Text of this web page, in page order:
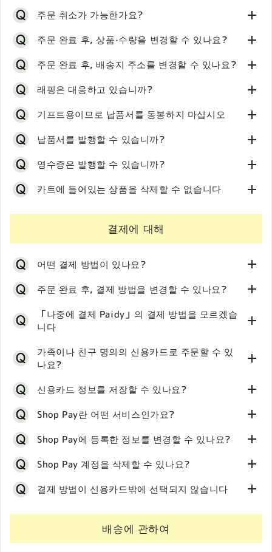
사의 설정에 따라 도메인 거부를 해제하거나
「@chiikawamarket.jp」의 지정 수신 설정을 부탁드립
니다.
※휴대전화 캐리어 메일 주소(docomo, ezweb,
softbank 등) 주의
로 인해 수신 거부로 인식되어 메일이 도착하지 않는 경우
가 있습니다. 따라서 당점에서는
외의 메일 주소 등록을 권장합니다 하고 있습니다. 이메일
주소 변경을 원하시는 경우,
또한 장바구니에 담아 둔 상태가 장기간 지속되면 주문 시
점의 재고 상황, 상품 가격 등이 달라질 수 있습니다. 미리
양해 부탁드립니다.
◎ 이메일 주소가 다름
메일은 등록하신 이메일 주소로 발송됩니다.
현재 사용 중인 이메일 주소와 다른 분은,
의해 주세요.
◎ 스팸 메일로 분류됨
프리메일(Gmail 등)을 사용 중인 경우 스팸 메일로 분류될
가능성도 있으므로, 스팸 메일 폴더를 확인해 주세요.
◎ 휴대전화 메일의 도메인 수신 제한이 있음
등록된 이메일 주소가 수신 제한되어 있으면 해당 사이트
에서의 메일(비밀번호 재설정 메일/주문 확인 메일/문의
회신 메일 등)을 받지 못할 수 있습니다. 각 이동통신사 설
정에 따라 도메인 거부를 해제하거나, 또는
「@grayparkaservice.com」
「@chiikawamarket.jp」의 지정 수신 설정을 부탁드립
이용 시 주의
도메인 설정에 문제가 없더라도 각 통신사의 보안 설정으
로 인해 수신 거부로 인식되어 메일이 도착하지 않는 경우
메일 주소 등록을 권장합니다. 메일 주소 변경을 희망하시
는 경우에는
주문이 쇄도하고 있는 경우, 주문 완료 메일(LINE)의 발송
이 걸리는 경우가 있습니다.
정상적으로 결제·주문 절차가 완료된 경우, 이어서 주문 완
료 메일(LINE)이 발송되고 마이페이지에 주문 내역이 반영
되므로, 잠시만 기다려 주시기 바랍니다。
「주문해 주셔서 감사합니다(체크아웃 화면)」이 표시된
경우에는 재주문을 하지 않도록 주의해 주시기 바랍니다。
주문 취소가 가능한가요?
원칙적으로 주문 취소는 받고 있지 않습니다. 미리 양해해
주문 완료 후, 상품·수량을 변경할 수 있나요?
주문 완료 후에는 주문 내용 변경을 받아드릴 수 없습니다.
주문 완료 후, 배송지 주소를 변경할 수 있나요?
주문 완료 후 마이페이지에서 배송지 정보를 변경하셔도
주문 출하 상태를 확인하신 후 아래의 대응을 부탁드립니
다.
◎ 출하 상태 확인
문의 받기 전에 해당 주문의 출하 상태를 확인해 주시기 바
당점에서 「발송에 관한 안내」 메일이 도착한 경우
가 됩니다. 따라서고객님께서 직접 야마토
마이페이지의 주문 내역 배송 상태를 확인해 주시기 바
배송 상태가 「미발송」인 경우: 「출하 전」이 됩니
배송 상태가 「출하됨」인 경우:「출하 후」가 됩니
다.
◎출하 전의 경우
문의폼에 「변경 후의 주소」를 기재하신 뒤 신속하게 당
점에 연락해 주십시오.
※중요※
마이페이지의 배송 상태가 「미발송」이어도,
작업을 시작한 주문은 당점에서의 변경 대응이 불가능합니
다. 미리 양해 부탁드립니다.
◎출하 후의 경우
출하 후의 주소 변경(전송)에 관해서는 당점에서는 받아드
릴 수 없습니다.
께서 직접 야마토 운수에 연락해 주시기 바랍니다.
※당점에서 야마토 운수로의 전송 의뢰는 대응해 드릴 수
래핑은 대응하고 있습니까?
당점에서는 래핑 서비스를 제공하지 않습니다. 원하시는
기프트용이므로 납품서를 동봉하지 마십시오
당점에서는, 배송될 상품에 상품대금이 기재된 「납품서」
시는 경우에도 수취인께 상품대금이 전달될 일은 없으니
납품서를 발행할 수 있습니까?
상품 출하 후, 전용 페이지에서 고객님께서 직접 발행이 가
출하 후에 보내드리는 「발송에 관한 안내」 메일에서 납
품서 발행 방법을 안내해 드리고 있습니다.
※당점에서는 페이퍼리스화·개인정보 취급 관점에서 배송
상품에 상품대금이 기재된 「납품서」는 동봉하지 않습니
다.
※또한, 납품서의 우편 발송은 대응하지 않습니다. 아무쪼
록 양해 부탁드립니다.
영수증은 발행할 수 있습니까?
상품 출하 후, 전용 페이지에서 고객님께서 직접 발행이 가
※또한, 영수증의 우편 발송 및 상품과의 동봉은 대응하지
않습니다. 아무쪼록 양해 부탁드립니다.
카트에 들어있는 상품을 삭제할 수 없습니다
카트에 들어 있는 상품이 품절된 경우, 또는 주문 절차 중
시됩니다.
이 삭제된 상태로 카트 페이지로 돌아갑니다.
카트 페이지에서 더 진행할 수 없는 경우에는, 해당 상품의
「삭제」 링크를 길게 누르고(PC의 경우는 오른쪽 클릭)
니다.
트 페이지를 리셋할 수도 있으니, 이쪽도 시도해 주세요.
위의 어느 방법으로도 카트에서 상품이 사라지지 않는 경
우는, 번거로우시겠지만 브라우저의 프라이빗/시크릿 모
드나 다른 브라우저에서 시도해 주시기 바랍니다.
참고）
・ iPhone의 Safari에서 Web을 프라이빗 브라우즈하기
・ Google Chrome 시크릿 브라우징
・
Firefox 등 브라우저별로 소개
스마트폰의 브라우저란? 대표적인 브라우저의 특징과
결제에 대해
어떤 결제 방법이 있나요?
결제는 아래 방법 중에서 선택하실 수 있습니다.
신용카드（VISA、JCB、Master、American Express）
Apple Pay
스마트폰 결제（라쿠텐페이/d결제/PayPay / au Pay）
해외에서 주문하시는 경우는 아래 페이지를 확인해 주세
요.
국제 배송 서비스
주문 완료 후, 결제 방법을 변경할 수 있나요?
「나중에 결제 Paidy」의 결제 방법을 모르겠습
니다
님께 안내가 발송됩니다.
「주문일의 다음 달 1일〜5일 사이」에 Paidy에서 메일
「주문일의 다음 달 27일까지」 결제 방법을 선택하시
2024년 6월 이용분부터는 고객님의 결제기일·고객님
【주문일이 2024년 6월 이전】
가족이나 친구 명의의 신용카드로 주문할 수 있
나요?
저희 매장에서는 원칙적으로 주문자 본인 명의가 아닌 신
용 확인 결과, 주문이 취소될 경우가 있으므로 아무쪼록 양
주문자 본인 명의의 신용카드를 소지하고 있지 않으신 경
우에는 다른 결제 방법을 선택해 주시기 바랍니다.
신용카드 정보를 저장할 수 있나요?
결제 서비스 「Shop Pay(숍 페이)」를 이용해 주세요.
면, 다음 번 구매 시 휴대전화 번호 앞으로 SMS로 전송되
는 6자리 코드를 입력하는 것만으로, 배송지 정보나 신용
카드 정보를 다시 입력할 필요 없이 간편하게 결제할 수 있
소 입력을 할 수 없으므로, 아래 웹페이지에서 등록해 주시
기 바랍니다.
Shop Pay란 어떤 서비스인가요?
Shop Pay(숍 페이)는 저희 매장의 온라인 쇼핑 시스템이
Shop Pay에 이메일 주소와 휴대전화 번호를 등록하면, 다
리 코드를 입력하는 것만으로, 배송지 정보나 신용카드 정
보를 다시 입력할 필요 없이 간편하게 결제할 수 있습니다.
Shop Pay에 등록한 정보를 변경할 수 있나요?
Shop Pay에 등록된 정보의 변경은 저희 매장의 회원 등록
Shop Pay에 로그인하신 후, 고객님께서 직접 변경해 주시
⇒Shop Pay의 로그인은 여기(외부 사이트)
Shop Pay 계정을 삭제할 수 있나요?
Shop Pay 계정 삭제를 원하시는 경우, 아래에서 고객님께
서 직접 절차를 진행해 주시기 바랍니다.
⇒Shop Pay 계정 삭제(외부 사이트)
결제 방법이 신용카드밖에 선택되지 않습니다
아마 한 번 「Shop Pay（숍페이）」를 등록 또는 이용하
배송에 관하여